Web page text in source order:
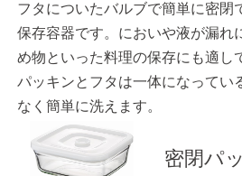
フタについたバルブで簡単に密閉
保存容器です。においや液が漏れ
め物といった料理の保存にも適し
パッキンとフタは一体になってい
なく簡単に洗えます。
密閉パ